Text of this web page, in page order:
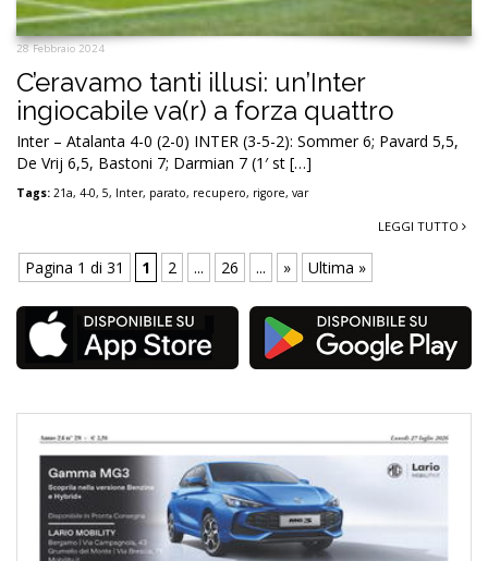
28 Febbraio 2024
C’eravamo tanti illusi: un’Inter
ingiocabile va(r) a forza quattro
Inter – Atalanta 4-0 (2-0) INTER (3-5-2): Sommer 6; Pavard 5,5,
De Vrij 6,5, Bastoni 7; Darmian 7 (1′ st […]
Tags: 21a, 4-0, 5, Inter, parato, recupero, rigore, var
LEGGI TUTTO
Pagina 1 di 31 1 2 ... 26 ... » Ultima »